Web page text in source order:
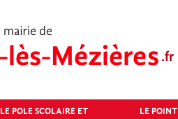
LE POLE SCOLAIRE ET
LE POINT